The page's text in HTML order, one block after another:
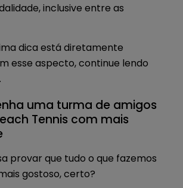
inclusive entre as
dica está diretamente
esse aspecto, continue lendo
uma turma de amigos
Tennis com mais
provar que tudo o que fazemos
gostoso, certo?